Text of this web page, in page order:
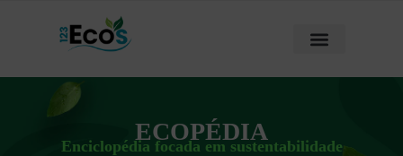
ECOPÉDIA
Enciclopédia focada em sustentabilidade